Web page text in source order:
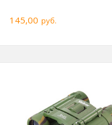
145,00 руб.